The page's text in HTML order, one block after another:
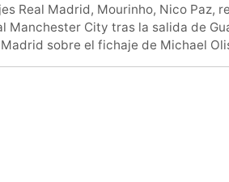
Real Madrid, Mourinho, Nico Paz,
Manchester City tras la salida de
sobre el fichaje de Michael